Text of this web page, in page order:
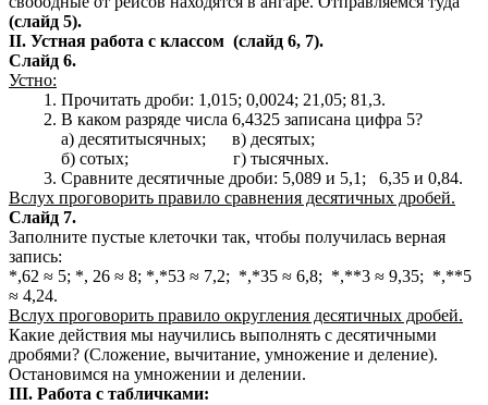
(слайд 5).
II. Устная работа с классом (слайд 6, 7).
Слайд 6.
Устно:
Прочитать дроби: 1,015; 0,0024; 21,05; 81,3.
В каком разряде числа 6,4325 записана цифра 5?
а) десятитысячных; в) десятых;
б) сотых; г) тысячных.
Сравните десятичные дроби: 5,089 и 5,1; 6,35 и 0,84.
Вслух проговорить правило сравнения десятичных дробей.
Слайд 7.
Заполните пустые клеточки так, чтобы получилась верная
запись:
*,62 ≈ 5; *, 26 ≈ 8; *,*53 ≈ 7,2; *,*35 ≈ 6,8; *,**3 ≈ 9,35; *,**5
≈ 4,24.
Вслух проговорить правило округления десятичных дробей.
Какие действия мы научились выполнять с десятичными
дробями? (Сложение, вычитание, умножение и деление).
Остановимся на умножении и делении.
III. Работа с табличками: